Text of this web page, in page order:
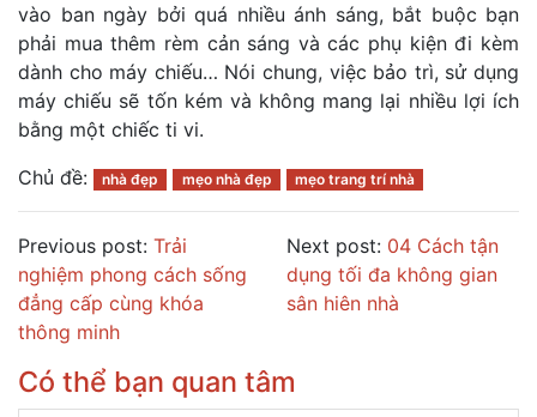
vào ban ngày bởi quá nhiều ánh sáng, bắt buộc bạn
phải mua thêm rèm cản sáng và các phụ kiện đi kèm
dành cho máy chiếu… Nói chung, việc bảo trì, sử dụng
máy chiếu sẽ tốn kém và không mang lại nhiều lợi ích
bằng một chiếc ti vi.
Chủ đề:
nhà đẹp mẹo nhà đẹp mẹo trang trí nhà
Previous post: Trải
nghiệm phong cách sống
đẳng cấp cùng khóa
thông minh
Next post: 04 Cách tận
dụng tối đa không gian
sân hiên nhà
Có thể bạn quan tâm